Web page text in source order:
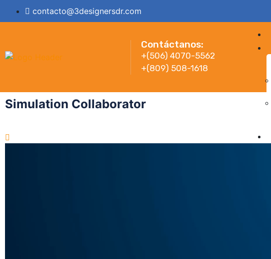
contacto@3designersdr.com
Contáctanos:
+(506) 4070-5562
+(809) 508-1618
Simulation Collaborator